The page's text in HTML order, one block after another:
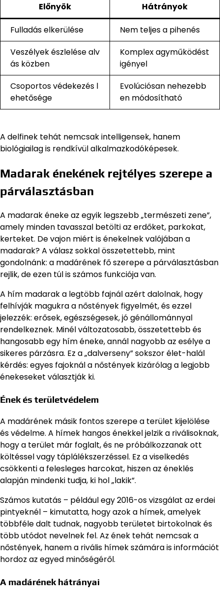
Előnyök
Hátrányok
Fulladás elkerülése
Nem teljes a pihenés
Veszélyek észlelése alv
ás közben
Komplex agyműködést
igényel
Csoportos védekezés l
ehetősége
Evolúciósan nehezebb
en módosítható
A delfinek tehát nemcsak intelligensek, hanem
biológiailag is rendkívül alkalmazkodóképesek.
Madarak énekének rejtélyes szerepe a
párválasztásban
A madarak éneke az egyik legszebb „természeti zene”,
amely minden tavasszal betölti az erdőket, parkokat,
kerteket. De vajon miért is énekelnek valójában a
madarak? A válasz sokkal összetettebb, mint
gondolnánk: a madárének fő szerepe a párválasztásban
rejlik, de ezen túl is számos funkciója van.
A hím madarak a legtöbb fajnál azért dalolnak, hogy
felhívják magukra a nőstények figyelmét, és ezzel
jelezzék: erősek, egészségesek, jó génállománnyal
rendelkeznek. Minél változatosabb, összetettebb és
hangosabb egy hím éneke, annál nagyobb az esélye a
sikeres párzásra. Ez a „dalverseny” sokszor élet-halál
kérdés: egyes fajoknál a nőstények kizárólag a legjobb
énekeseket választják ki.
Ének és területvédelem
A madárének másik fontos szerepe a terület kijelölése
és védelme. A hímek hangos énekkel jelzik a riválisoknak,
hogy a terület már foglalt, és ne próbálkozzanak ott
költéssel vagy táplálékszerzéssel. Ez a viselkedés
csökkenti a felesleges harcokat, hiszen az éneklés
alapján mindenki tudja, ki hol „lakik”.
Számos kutatás – például egy 2016-os vizsgálat az erdei
pintyeknél – kimutatta, hogy azok a hímek, amelyek
többféle dalt tudnak, nagyobb területet birtokolnak és
több utódot nevelnek fel. Az ének tehát nemcsak a
nőstények, hanem a rivális hímek számára is információt
hordoz az egyed minőségéről.
A madárének hátrányai